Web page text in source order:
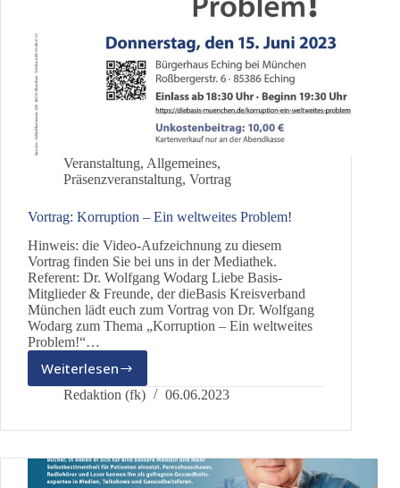
Veranstaltung, Allgemeines,
Präsenzveranstaltung, Vortrag
Vortrag: Korruption – Ein weltweites Problem!
Hinweis: die Video-Aufzeichnung zu diesem
Vortrag finden Sie bei uns in der Mediathek.
Referent: Dr. Wolfgang Wodarg Liebe Basis-
Mitglieder & Freunde, der dieBasis Kreisverband
München lädt euch zum Vortrag von Dr. Wolfgang
Wodarg zum Thema „Korruption – Ein weltweites
Problem!“…
Weiterlesen
Vortrag:
Korruption
Ein
Problem!
Redaktion (fk) 06.06.2023